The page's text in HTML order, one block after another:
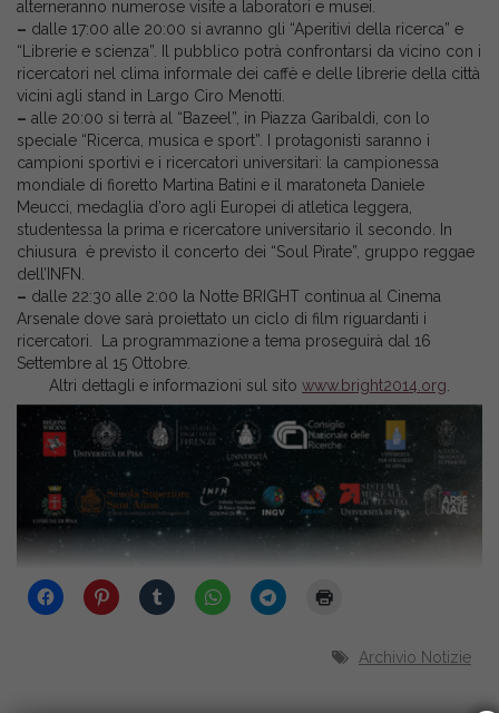
alterneranno numerose visite a laboratori e musei.
– dalle 17:00 alle 20:00 si avranno gli “Aperitivi della ricerca” e
“Librerie e scienza”. Il pubblico potrà confrontarsi da vicino con i
ricercatori nel clima informale dei caffè e delle librerie della città
vicini agli stand in Largo Ciro Menotti.
– alle 20:00 si terrà al “Bazeel”, in Piazza Garibaldi, con lo
speciale “Ricerca, musica e sport”. I protagonisti saranno i
campioni sportivi e i ricercatori universitari: la campionessa
mondiale di fioretto Martina Batini e il maratoneta Daniele
Meucci, medaglia d’oro agli Europei di atletica leggera,
studentessa la prima e ricercatore universitario il secondo. In
chiusura è previsto il concerto dei “Soul Pirate”, gruppo reggae
dell’INFN.
– dalle 22:30 alle 2:00 la Notte BRIGHT continua al Cinema
Arsenale dove sarà proiettato un ciclo di film riguardanti i
ricercatori. La programmazione a tema proseguirà dal 16
Settembre al 15 Ottobre.
Altri dettagli e informazioni sul sito www.bright2014.org
Archivio Notizie